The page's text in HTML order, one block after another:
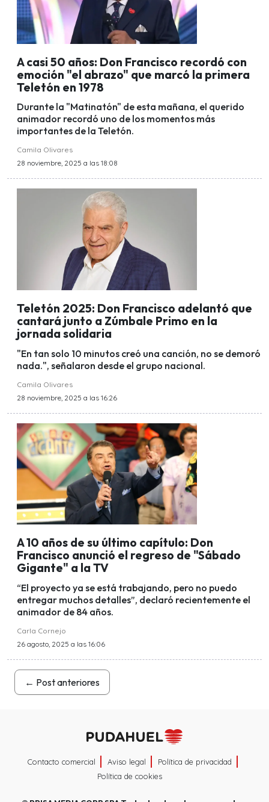
A casi 50 años: Don Francisco recordó con
emoción "el abrazo" que marcó la primera
Teletón en 1978
Durante la "Matinatón" de esta mañana, el querido
animador recordó uno de los momentos más
importantes de la Teletón.
Camila Olivares
28 noviembre, 2025 a las 18:08
Teletón 2025: Don Francisco adelantó que
cantará junto a Zúmbale Primo en la
jornada solidaria
"En tan solo 10 minutos creó una canción, no se demoró
nada.", señalaron desde el grupo nacional.
Camila Olivares
28 noviembre, 2025 a las 16:26
A 10 años de su último capítulo: Don
Francisco anunció el regreso de "Sábado
Gigante" a la TV
“El proyecto ya se está trabajando, pero no puedo
entregar muchos detalles”, declaró recientemente el
animador de 84 años.
Carla Cornejo
26 agosto, 2025 a las 16:06
← Post anteriores
Contacto comercial Aviso legal
Política de privacidad
Política de cookies